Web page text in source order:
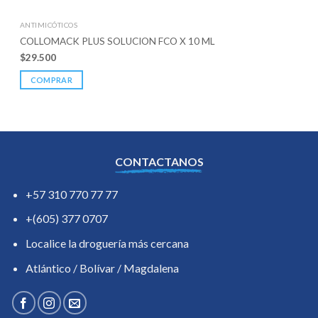
ANTIMICÓTICOS
COLLOMACK PLUS SOLUCION FCO X 10 ML
$29.500
COMPRAR
CONTACTANOS
+57 310 770 77 77
+(605) 377 0707
Localice la droguería más cercana
Atlántico / Bolívar / Magdalena